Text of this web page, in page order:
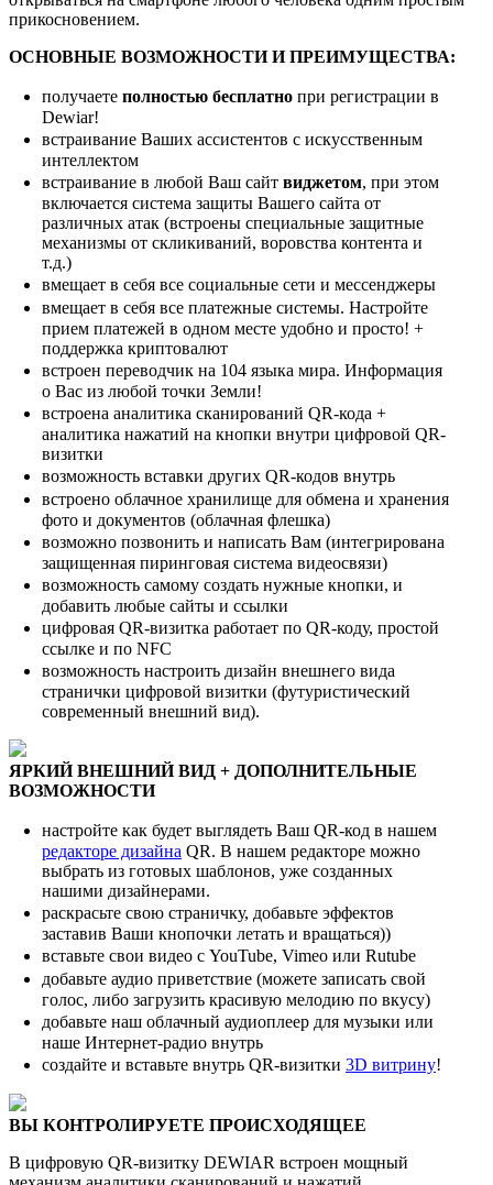
прикосновением.
ОСНОВНЫЕ ВОЗМОЖНОСТИ И ПРЕИМУЩЕСТВА:
получаете полностью бесплатно при регистрации в
Dewiar!
встраивание Ваших ассистентов с искусственным
интеллектом
встраивание в любой Ваш сайт виджетом, при этом
включается система защиты Вашего сайта от
различных атак (встроены специальные защитные
механизмы от скликиваний, воровства контента и
т.д.)
вмещает в себя все социальные сети и мессенджеры
вмещает в себя все платежные системы. Настройте
прием платежей в одном месте удобно и просто! +
поддержка криптовалют
встроен переводчик на 104 языка мира. Информация
о Вас из любой точки Земли!
встроена аналитика сканирований QR-кода +
аналитика нажатий на кнопки внутри цифровой QR-
визитки
возможность вставки других QR-кодов внутрь
встроено облачное хранилище для обмена и хранения
фото и документов (облачная флешка)
возможно позвонить и написать Вам (интегрирована
защищенная пиринговая система видеосвязи)
возможность самому создать нужные кнопки, и
добавить любые сайты и ссылки
цифровая QR-визитка работает по QR-коду, простой
ссылке и по NFC
возможность настроить дизайн внешнего вида
странички цифровой визитки (футуристический
современный внешний вид).
ЯРКИЙ ВНЕШНИЙ ВИД + ДОПОЛНИТЕЛЬНЫЕ
ВОЗМОЖНОСТИ
настройте как будет выглядеть Ваш QR-код в нашем
редакторе дизайна QR. В нашем редакторе можно
выбрать из готовых шаблонов, уже созданных
нашими дизайнерами.
раскрасьте свою страничку, добавьте эффектов
заставив Ваши кнопочки летать и вращаться))
вставьте свои видео с YouTube, Vimeo или Rutube
добавьте аудио приветствие (можете записать свой
голос, либо загрузить красивую мелодию по вкусу)
добавьте наш облачный аудиоплеер для музыки или
наше Интернет-радио внутрь
создайте и вставьте внутрь QR-визитки 3D витрину!
ВЫ КОНТРОЛИРУЕТЕ ПРОИСХОДЯЩЕЕ
В цифровую QR-визитку DEWIAR встроен мощный